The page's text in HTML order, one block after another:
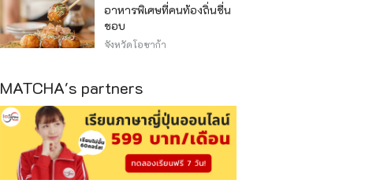
อาหารพิเศษที่คนท้องถิ่นชื่น
ชอบ
จังหวัดโอซาก้า
MATCHA's partners